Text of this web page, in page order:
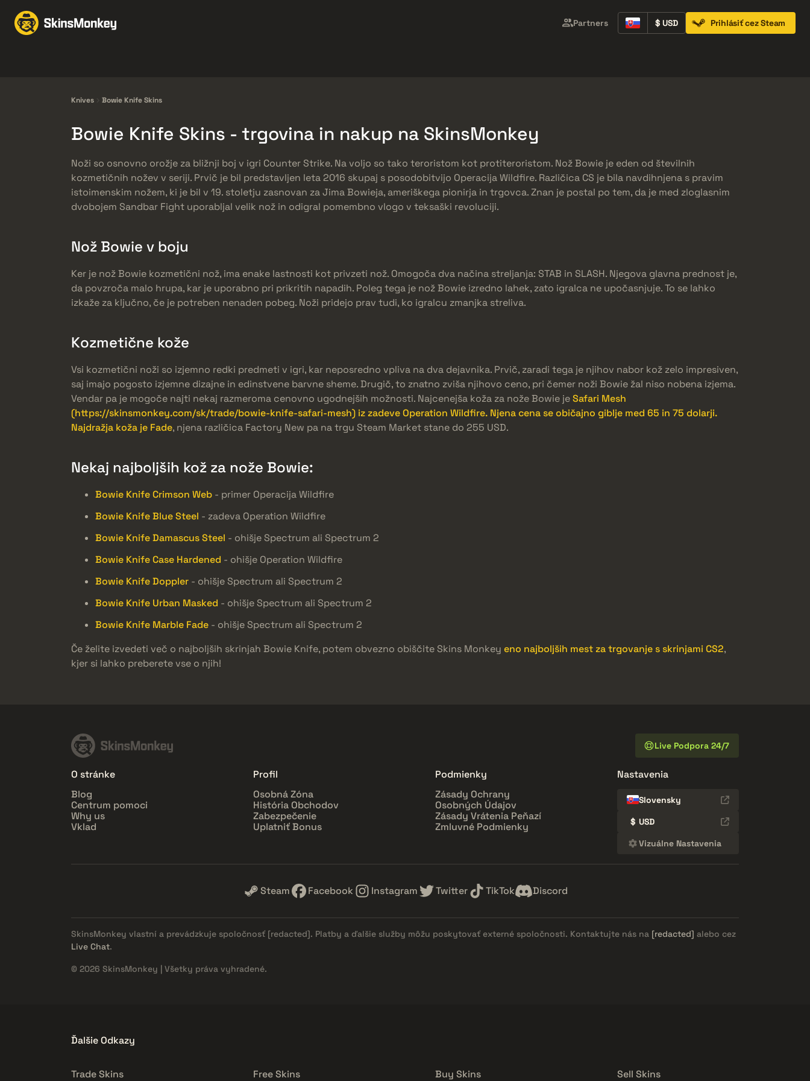
Partners $ USD Prihlásiť cez Steam
Knives Bowie Knife Skins
Bowie Knife Skins - trgovina in nakup na SkinsMonkey
Noži so osnovno orožje za bližnji boj v igri Counter Strike. Na voljo so tako teroristom kot protiteroristom. Nož Bowie je eden od številnih
kozmetičnih nožev v seriji. Prvič je bil predstavljen leta 2016 skupaj s posodobitvijo Operacija Wildfire. Različica CS je bila navdihnjena s pravim
istoimenskim nožem, ki je bil v 19. stoletju zasnovan za Jima Bowieja, ameriškega pionirja in trgovca. Znan je postal po tem, da je med zloglasnim
dvobojem Sandbar Fight uporabljal velik nož in odigral pomembno vlogo v teksaški revoluciji.
Nož Bowie v boju
Ker je nož Bowie kozmetični nož, ima enake lastnosti kot privzeti nož. Omogoča dva načina streljanja: STAB in SLASH. Njegova glavna prednost je,
da povzroča malo hrupa, kar je uporabno pri prikritih napadih. Poleg tega je nož Bowie izredno lahek, zato igralca ne upočasnjuje. To se lahko
izkaže za ključno, če je potreben nenaden pobeg. Noži pridejo prav tudi, ko igralcu zmanjka streliva.
Kozmetične kože
Vsi kozmetični noži so izjemno redki predmeti v igri, kar neposredno vpliva na dva dejavnika. Prvič, zaradi tega je njihov nabor kož zelo impresiven,
saj imajo pogosto izjemne dizajne in edinstvene barvne sheme. Drugič, to znatno zviša njihovo ceno, pri čemer noži Bowie žal niso nobena izjema.
Vendar pa je mogoče najti nekaj razmeroma cenovno ugodnejših možnosti. Najcenejša koža za nože Bowie jeSafari Mesh
(https://skinsmonkey.com/sk/trade/bowie-knife-safari-mesh) iz zadeve Operation Wildfire. Njena cena se običajno giblje med 65 in 75 dolarji.
Najdražja koža je Fade, njena različica Factory New pa na trgu Steam Market stane do 255 USD.
Nekaj najboljših kož za nože Bowie:
Bowie Knife Crimson Web - primer Operacija Wildfire
Bowie Knife Blue Steel - zadeva Operation Wildfire
Bowie Knife Damascus Steel - ohišje Spectrum ali Spectrum 2
Bowie Knife Case Hardened - ohišje Operation Wildfire
Bowie Knife Doppler - ohišje Spectrum ali Spectrum 2
Bowie Knife Urban Masked - ohišje Spectrum ali Spectrum 2
Bowie Knife Marble Fade - ohišje Spectrum ali Spectrum 2
Če želite izvedeti več o najboljših skrinjah Bowie Knife, potem obvezno obiščite Skins Monkey eno najboljših mest za trgovanje s skrinjami CS2,
kjer si lahko preberete vse o njih!
Live Podpora 24/7
O stránke
Blog
Centrum pomoci
Why us
Vklad
Profil
Osobná Zóna
História Obchodov
Zabezpečenie
Uplatniť Bonus
Podmienky
Zásady Ochrany
Osobných Údajov
Zásady Vrátenia Peňazí
Zmluvné Podmienky
Nastavenia
Slovensky
$ USD
Vizuálne Nastavenia
Steam Facebook Instagram Twitter TikTok Discord
SkinsMonkey vlastní a prevádzkuje spoločnosť [redacted]. Platby a ďalšie služby môžu poskytovať externé spoločnosti. Kontaktujte nás na [redacted] alebo cez
Live Chat.
© 2026 SkinsMonkey | Všetky práva vyhradené.
Ďalšie Odkazy
Trade Skins Free Skins Buy Skins Sell Skins